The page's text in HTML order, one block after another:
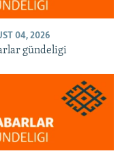
04, 2026
gündeligi